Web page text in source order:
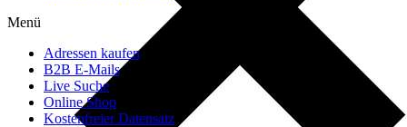
Menü
Adressen kaufen
B2B E-Mails
Live Suche
Online Shop
Kostenfreier Datensatz